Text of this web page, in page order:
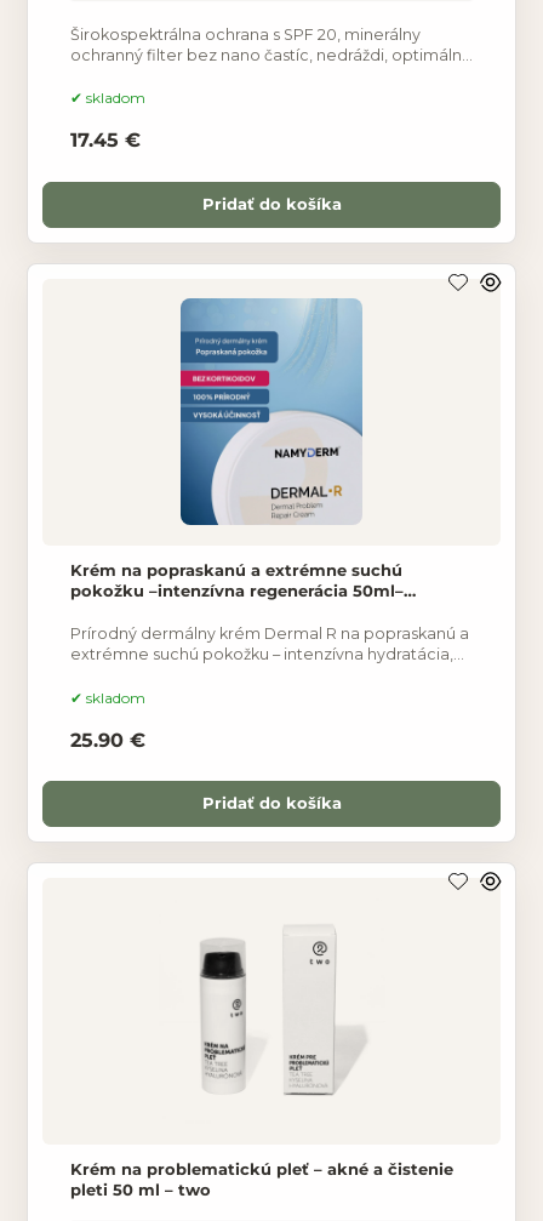
Širokospektrálna ochrana s SPF 20, minerálny
ochranný filter bez nano častíc, nedráždi, optimálna
pred
skladom
17.45 €
Pridať do košíka
Krém na popraskanú a extrémne suchú
pokožku –intenzívna regenerácia 50ml–
Prírodný dermálny krém Dermal R na popraskanú a
extrémne suchú pokožku – intenzívna hydratácia,
bezskladom
25.90 €
Pridať do košíka
Krém na problematickú pleť – akné a čistenie
pleti 50 ml – two